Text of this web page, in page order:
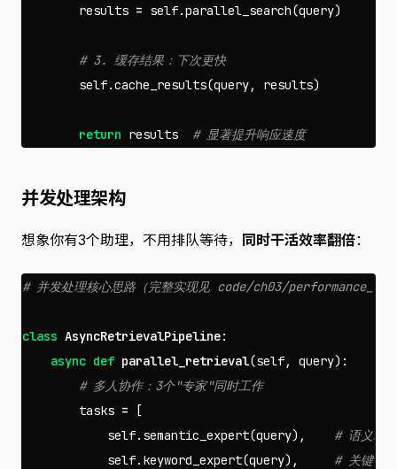
results = self.parallel_search(query)
self.cache_results(query, results)
return results
并发处理架构
想象你有3个助理，不用排队等待， 同时干活效率翻倍：
class AsyncRetrievalPipeline:
async def parallel_retrieval(self, query):
tasks =
[
self. semantic_expert(query),
self. keyword_expert(query),